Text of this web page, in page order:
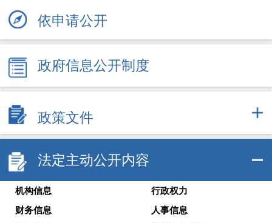
依申请公开
政府信息公开制度
政策文件
法定主动公开内容
机构信息
行政权力
财务信息
人事信息